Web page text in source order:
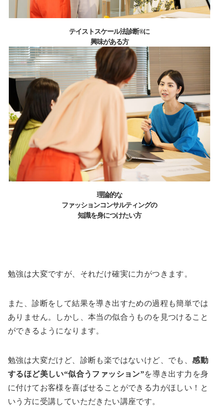
テイストスケール法診断®に
興味がある方
理論的な
ファッションコンサルティングの
知識を身につけたい方
勉強は大変ですが、それだけ確実に力がつきます。
また、診断をして結果を導き出すための過程も簡単では
ありません。しかし、本当の似合うものを見つけること
ができるようになります。
勉強は大変だけど、診断も楽ではないけど、でも、感動
するほど美しい“似合うファッション”を導き出す力を身
に付けてお客様を喜ばせることができる力がほしい！と
いう方に受講していただきたい講座です。